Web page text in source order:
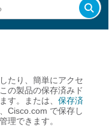
たり、簡単にアクセ
の製品の保存済みド
す。または、 保存済
Cisco.com で保存し
理できます。